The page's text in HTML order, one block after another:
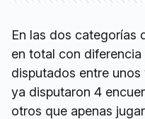
En las dos categorías
en total con
disputados entre
ya disputaron 4
otros que apenas